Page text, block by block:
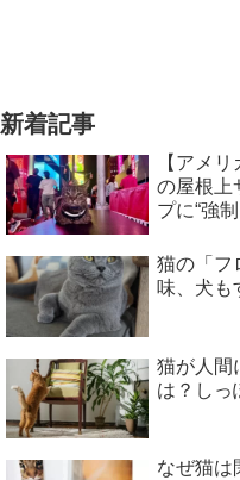
新着記事
【アメ
の屋根
プに“強
猫の「フ
味、犬も
猫が人間
は？しっ
なぜ猫は